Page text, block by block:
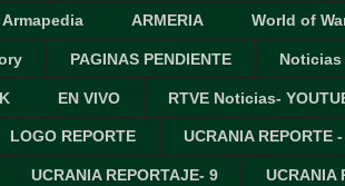
Armapedia ARMERIA World of
PAGINAS PENDIENTE
EN VIVO RTVE Noticias-
LOGO REPORTE UCRANIA REPORTE
UCRANIA REPORTAJE- 9 UCRANIA